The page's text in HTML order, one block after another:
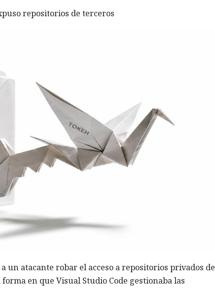
repositorios de terceros
atacante robar el acceso a repositorios privados de
en que Visual Studio Code gestionaba las